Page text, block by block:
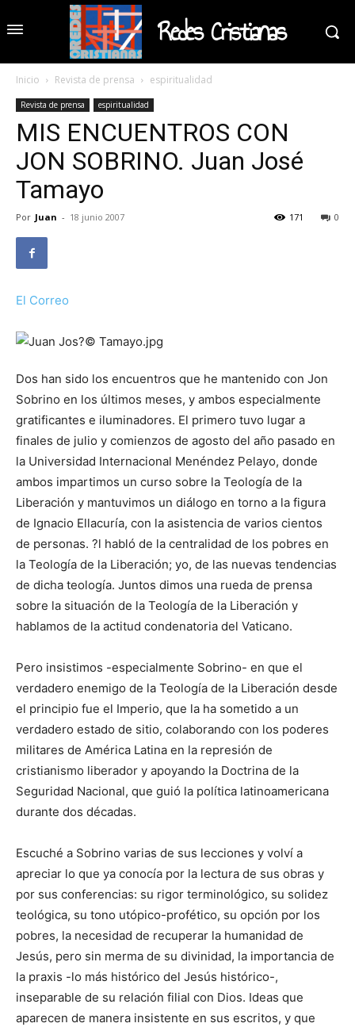
Redes Cristianas
Inicio Revista de prensa espiritualidad
Revista de prensa espiritualidad
MIS ENCUENTROS CON
JON SOBRINO. Juan José
Tamayo
Por Juan - 18 junio 2007 0
171
El Correo
Dos han sido los encuentros que he mantenido con Jon
Sobrino en los últimos meses, y ambos especialmente
gratificantes e iluminadores. El primero tuvo lugar a
finales de julio y comienzos de agosto del año pasado en
la Universidad Internacional Menéndez Pelayo, donde
ambos impartimos un curso sobre la Teología de la
Liberación y mantuvimos un diálogo en torno a la figura
de Ignacio Ellacuría, con la asistencia de varios cientos
de personas. ?l habló de la centralidad de los pobres en
la Teología de la Liberación; yo, de las nuevas tendencias
de dicha teología. Juntos dimos una rueda de prensa
sobre la situación de la Teología de la Liberación y
hablamos de la actitud condenatoria del Vaticano.
Pero insistimos -especialmente Sobrino- en que el
verdadero enemigo de la Teología de la Liberación desde
el principio fue el Imperio, que la ha sometido a un
verdadero estado de sitio, colaborando con los poderes
militares de América Latina en la represión de
cristianismo liberador y apoyando la Doctrina de la
Seguridad Nacional, que guió la política latinoamericana
durante dos décadas.
Escuché a Sobrino varias de sus lecciones y volví a
apreciar lo que ya conocía por la lectura de sus obras y
por sus conferencias: su rigor terminológico, su solidez
teológica, su tono utópico-profético, su opción por los
pobres, la necesidad de recuperar la humanidad de
Jesús, pero sin merma de su divinidad, la importancia de
la praxis -lo más histórico del Jesús histórico-,
inseparable de su relación filial con Dios. Ideas que
aparecen de manera insistente en sus escritos, y que